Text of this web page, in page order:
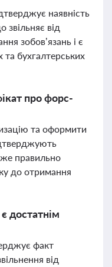
наявність
від
зобов’язань і є
бухгалтерських
про форс-
та оформити
правильно
до отримання
достатнім
факт
від